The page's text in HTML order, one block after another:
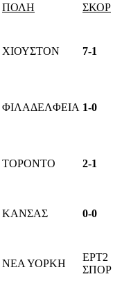
ΠΟΛΗ ΣΚΟΡ
ΧΙΟΥΣΤΟΝ 7-1
ΦΙΛΑΔΕΛΦΕΙΑ 1-0
ΤΟΡΟΝΤΟ 2-1
ΚΑΝΣΑΣ 0-0
ΝΕΑ ΥΟΡΚΗ
ΕΡΤ2
ΣΠΟΡ